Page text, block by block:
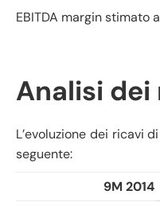
EBITDA margin stimato
Analisi dei
L’evoluzione dei ricavi
seguente:
9M 2014